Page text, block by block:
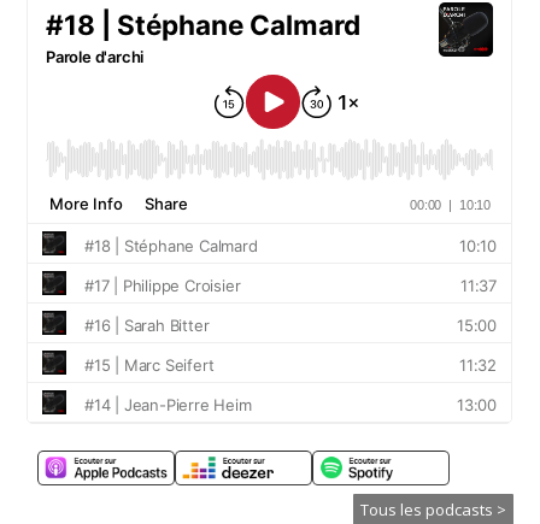
Tous les podcasts >